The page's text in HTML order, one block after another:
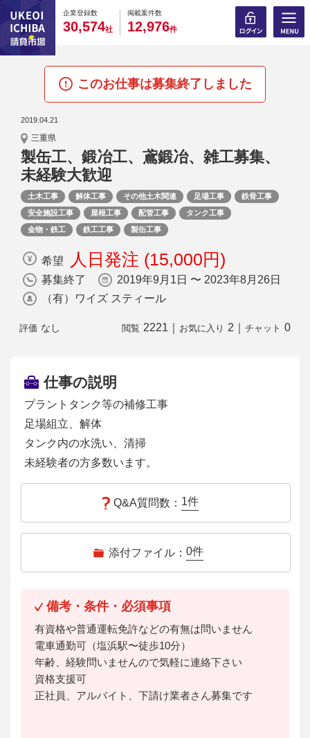
企業登録数
0
3
0
0,
0
5
0
74社
掲載案件数
0
1
0
2,
0
9
0
76件
このお仕事は募集終了しました
2019.04.21
三重県
製缶工、鍛冶工、鳶鍛冶、雑工募集、
未経験大歓迎
土木工事 解体工事 その他土木関連 足場工事
鉄骨工事
安全施設工事
屋根工事 配管工事
タンク工事
金物・鉄工
鉄工工事 製缶工事
希望 人日発注 (15,000円)
募集終了
2019年9月1日 〜 2023年8月26日
（有）ワイズ スティール
評価 なし 閲覧 2221 お気に入り 2 チャット 0
仕事の説明
プラントタンク等の補修工事
足場組立、解体
タンク内の水洗い、清掃
未経験者の方多数います。
Q&A質問数： 1件
添付ファイル： 0件
備考・条件・必須事項
有資格や普通運転免許などの有無は問いません
電車通勤可（塩浜駅〜徒歩10分）
年齢、経験問いませんので気軽に連絡下さい
資格支援可
正社員、アルバイト、下請け業者さん募集です